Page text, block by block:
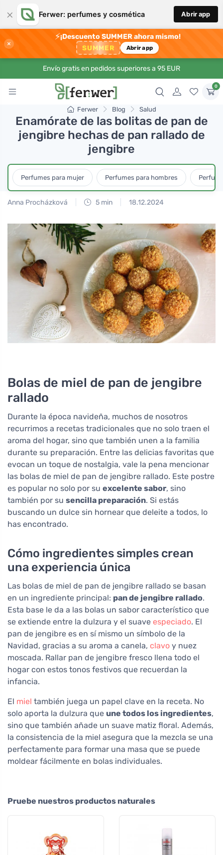
× Ferwer: perfumes y cosmética Abrir app
×
⚡¡Descuento SUMMER ahora mismo!
SUMMER Abrir app
Envío gratis en pedidos superiores a 95 EUR
0
Ferwer Blog Salud
Enamórate de las bolitas de pan de
jengibre hechas de pan rallado de
jengibre
Perfumes para mujer Perfumes para hombres
Anna Procházková 5 min 18.12.2024
Bolas de miel de pan de jengibre
rallado
Durante la época navideña, muchos de nosotros
recurrimos a recetas tradicionales que no solo traen el
aroma del hogar, sino que también unen a la familia
durante su preparación. Entre las delicias favoritas que
evocan un toque de nostalgia, vale la pena mencionar
las bolas de miel de pan de jengibre rallado. Este postre
es popular no solo por su excelente sabor, sino
también por su sencilla preparación. Si estás
buscando un dulce sin hornear que deleite a todos, lo
has encontrado.
Cómo ingredientes simples crean
una experiencia única
Las bolas de miel de pan de jengibre rallado se basan
en un ingrediente principal: pan de jengibre rallado.
Esta base le da a las bolas un sabor característico que
se extiende entre la dulzura y el suave especiado. El
pan de jengibre es en sí mismo un símbolo de la
Navidad, gracias a su aroma a canela, clavo y nuez
moscada. Rallar pan de jengibre fresco llena todo el
hogar con estos tonos festivos que recuerdan la
infancia.
El miel también juega un papel clave en la receta. No
solo aporta la dulzura que une todos los ingredientes,
sino que también añade un suave matiz floral. Además,
la consistencia de la miel asegura que la mezcla se una
perfectamente para formar una masa que se puede
moldear fácilmente en bolas individuales.
Pruebe nuestros productos naturales